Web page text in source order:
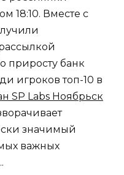
18:10. Вместе с
приросту банк
игроков топ-10 в
SP Labs Ноябрьск
значимый
важных